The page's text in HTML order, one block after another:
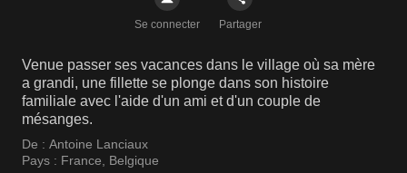
Se connecter Partager
Venue passer ses vacances dans le village où sa mère
a grandi, une fillette se plonge dans son histoire
familiale avec l'aide d'un ami et d'un couple de
mésanges.
De : Antoine Lanciaux
Pays : France, Belgique